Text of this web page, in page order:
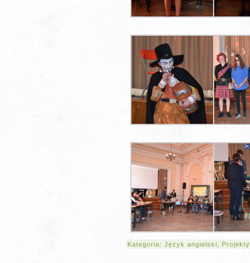
Kategoria: Język angielski Projekty